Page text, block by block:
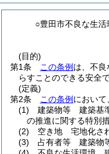
○豊田市不良な生
(目的)
第1条
この条例 は、不
らすことのできる安全
(定義)
第2条
この条例 において
(1)
建築物等 建築基
の推進に関する特別
(2)
空き地 宅地化さ
(3)
占有者等 建築物